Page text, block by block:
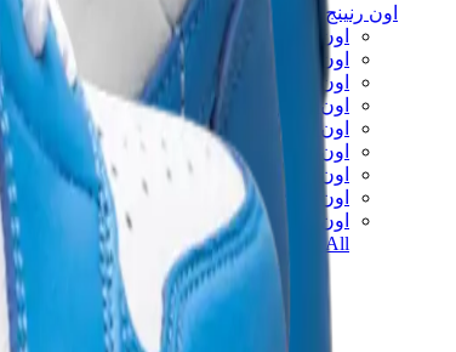
اون رنينج
اون رنينج x لويفي
اون كلاود 5
اون كلاود 6
اون كلاود x 3
اون كلاودنوفا
اون كلاودسولو
اون كلاودتيلت
اون كلاودفنتشر
اون كلاودفلو
View All
اون رنينج